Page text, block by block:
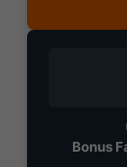
Bonus